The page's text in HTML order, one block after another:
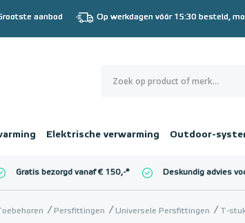
aanbod Op werkdagen vóór 15:30 besteld,
Elektrische verwarming Outdoor-€ 0,00
Gratis bezorgd vanaf € 150,-* Deskundig advies
Persfittingen Universele Persfittingen T-